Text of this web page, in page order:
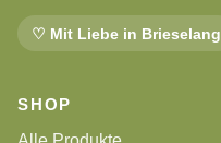
♡ Mit Liebe in Brieselang
SHOP